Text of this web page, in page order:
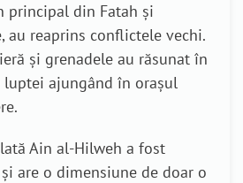
principal din Fatah și
au reaprins conflictele vechi.
și grenadele au răsunat în
luptei ajungând în orașul
Ain al-Hilweh a fost
are o dimensiune de doar o